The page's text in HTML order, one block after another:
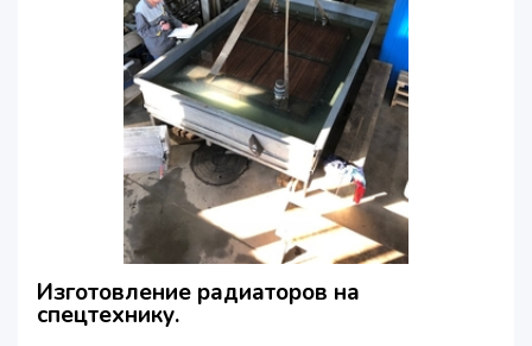
Изготовление радиаторов на
спецтехнику.